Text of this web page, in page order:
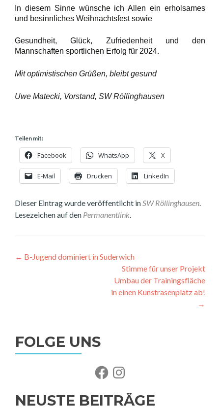
In diesem Sinne wünsche ich Allen ein erholsames
und besinnliches Weihnachtsfest sowie
Gesundheit, Glück, Zufriedenheit und den
Mannschaften sportlichen Erfolg für 2024.
Mit optimistischen Grüßen, bleibt gesund
Uwe Matecki, Vorstand, SW Röllinghausen
Teilen mit:
Facebook WhatsApp X
E-Mail Drucken LinkedIn
Dieser Eintrag wurde veröffentlicht inSW Röllinghausen.
Lesezeichen auf den Permanentlink.
Beitragsnavigation
← B-Jugend dominiert in Suderwich
Stimme für unser Projekt
Umbau der Trainingsfläche
in einen Kunstrasenplatz ab!
→
FOLGE UNS
FacebookInstagram
NEUSTE BEITRÄGE